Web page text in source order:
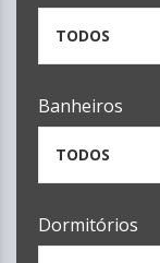
TODOS
Banheiros
TODOS
Dormitórios